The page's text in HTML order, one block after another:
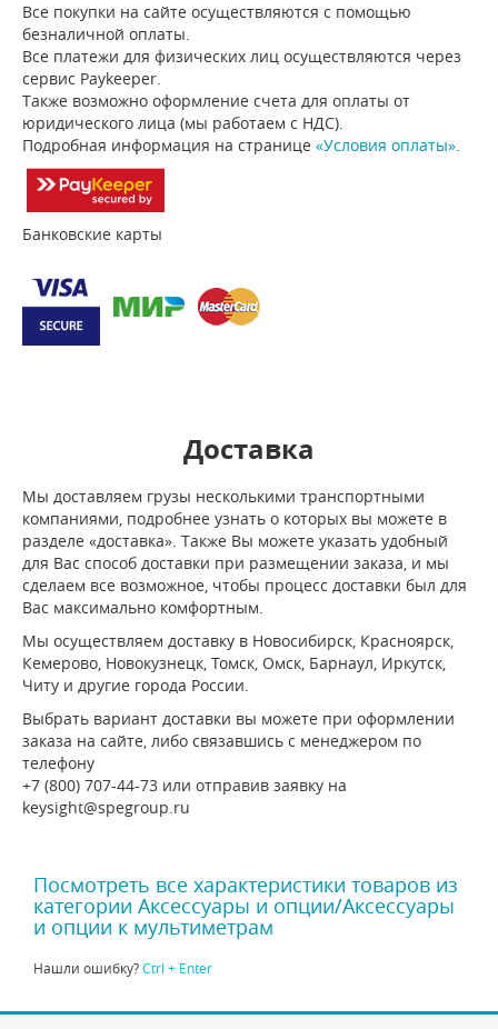
Все покупки на сайте осуществляются с помощью
безналичной оплаты.
Все платежи для физических лиц осуществляются через
сервис Paykeeper.
Также возможно оформление счета для оплаты от
юридического лица (мы работаем с НДС).
Подробная информация на странице «Условия оплаты».
Банковские карты
Доставка
Мы доставляем грузы несколькими транспортными
компаниями, подробнее узнать о которых вы можете в
разделе «доставка». Также Вы можете указать удобный
для Вас способ доставки при размещении заказа, и мы
сделаем все возможное, чтобы процесс доставки был для
Вас максимально комфортным.
Мы осуществляем доставку в Новосибирск, Красноярск,
Кемерово, Новокузнецк, Томск, Омск, Барнаул, Иркутск,
Читу и другие города России.
Выбрать вариант доставки вы можете при оформлении
заказа на сайте, либо связавшись с менеджером по
телефону
+7 (800) 707-44-73 или отправив заявку на
keysight@spegroup.ru
Посмотреть все характеристики товаров из
категории Аксессуары и опции/Аксессуары
и опции к мультиметрам
Нашли ошибку?Ctrl + Enter